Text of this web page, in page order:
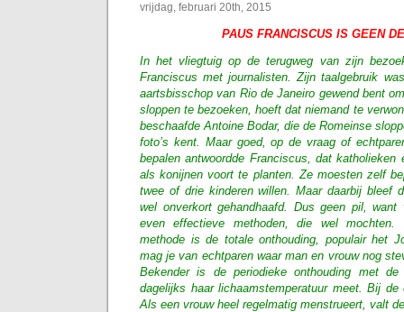
vrijdag, februari 20th, 2015
PAUS FRANCISCUS IS GEEN
In het vliegtuig op de terugweg van zijn
Franciscus met journalisten. Zijn taalgebruik
aartsbisschop van Rio de Janeiro gewend bent
sloppen te bezoeken, hoeft dat niemand te
beschaafde Antoine Bodar, die de Romeinse
foto’s kent. Maar goed, op de vraag of
bepalen antwoordde Franciscus, dat
als konijnen voort te planten. Ze moesten zelf
twee of drie kinderen willen. Maar daarbij bleef
wel onverkort gehandhaafd. Dus geen pil,
even effectieve methoden, die wel
methode is de totale onthouding, populair het
mag je van echtparen waar man en vrouw nog
Bekender is de periodieke onthouding met
dagelijks haar lichaamstemperatuur meet. Bij
Als een vrouw heel regelmatig menstrueert, valt